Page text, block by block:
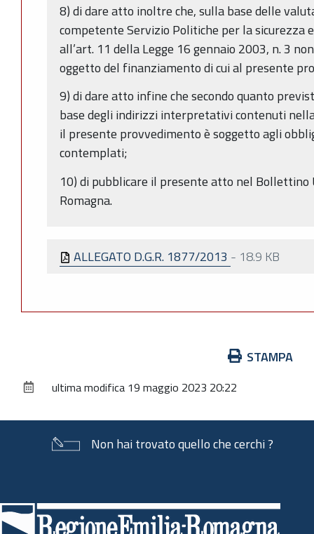
8) di dare atto inoltre che, sulla base delle
competente Servizio Politiche per la sicurezza
all’art. 11 della Legge 16 gennaio 2003, n. 3
oggetto del finanziamento di cui al presente
9) di dare atto infine che secondo quanto
base degli indirizzi interpretativi contenuti
il presente provvedimento è soggetto agli
contemplati;
10) di pubblicare il presente atto nel
Romagna.
ALLEGATO D.G.R. 1877/2013 - 18.9 KB
documento
STAMPA
ultima modifica 19 maggio 2023 20:22
Non hai trovato quello che cerchi ?
di